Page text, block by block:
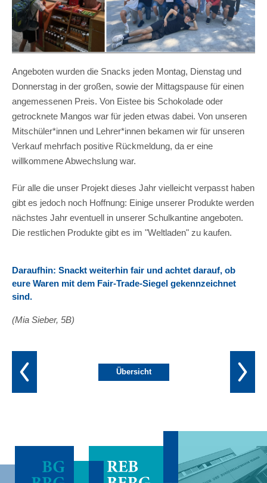
Angeboten wurden die Snacks jeden Montag, Dienstag und
Donnerstag in der großen, sowie der Mittagspause für einen
angemessenen Preis. Von Eistee bis Schokolade oder
getrocknete Mangos war für jeden etwas dabei. Von unseren
Mitschüler*innen und Lehrer*innen bekamen wir für unseren
Verkauf mehrfach positive Rückmeldung, da er eine
willkommene Abwechslung war.
Für alle die unser Projekt dieses Jahr vielleicht verpasst haben
gibt es jedoch noch Hoffnung: Einige unserer Produkte werden
nächstes Jahr eventuell in unserer Schulkantine angeboten.
Die restlichen Produkte gibt es im "Weltladen" zu kaufen.
Daraufhin: Snackt weiterhin fair und achtet darauf, ob
eure Waren mit dem Fair-Trade-Siegel gekennzeichnet
sind.
(Mia Sieber, 5B)
Übersicht